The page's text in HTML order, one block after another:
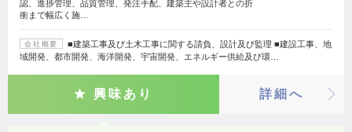
認、進捗管理、品質管理、発注手配、建築主や設計者との折
衝まで幅広く施…
会社概要
■建築工事及び土木工事に関する請負、設計及び監理 ■建設工事、地
域開発、都市開発、海洋開発、宇宙開発、エネルギー供給及び環…
興味あり 詳細へ